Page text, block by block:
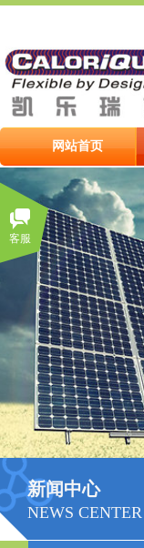
网站首页
新闻中心
NEWS CENTER
客服